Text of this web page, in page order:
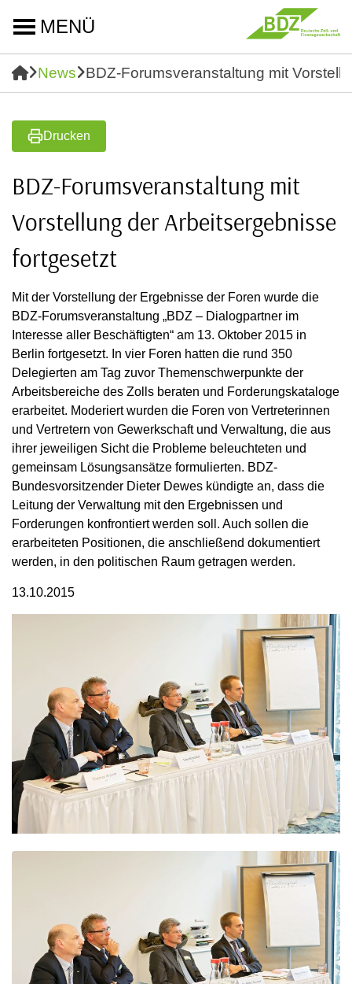
MENÜ
News BDZ-Forumsveranstaltung mit
Drucken
BDZ-Forumsveranstaltung mit
Vorstellung der Arbeitsergebnisse
fortgesetzt
Mit der Vorstellung der Ergebnisse der Foren wurde die
BDZ-Forumsveranstaltung „BDZ – Dialogpartner im
Interesse aller Beschäftigten“ am 13. Oktober 2015 in
Berlin fortgesetzt. In vier Foren hatten die rund 350
Delegierten am Tag zuvor Themenschwerpunkte der
Arbeitsbereiche des Zolls beraten und Forderungskataloge
erarbeitet. Moderiert wurden die Foren von Vertreterinnen
und Vertretern von Gewerkschaft und Verwaltung, die aus
ihrer jeweiligen Sicht die Probleme beleuchteten und
gemeinsam Lösungsansätze formulierten. BDZ-
Bundesvorsitzender Dieter Dewes kündigte an, dass die
Leitung der Verwaltung mit den Ergebnissen und
Forderungen konfrontiert werden soll. Auch sollen die
erarbeiteten Positionen, die anschließend dokumentiert
werden, in den politischen Raum getragen werden.
13.10.2015